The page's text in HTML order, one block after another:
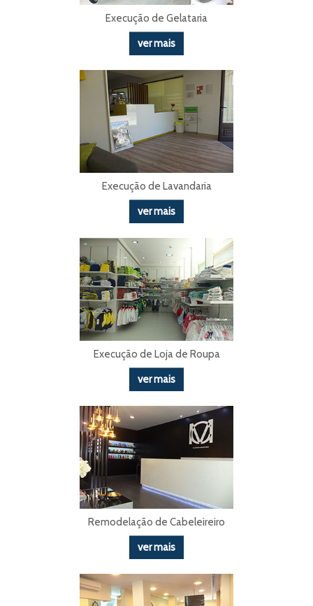
Execução de Gelataria
ver mais
Execução de Lavandaria
ver mais
Execução de Loja de Roupa
ver mais
Remodelação de Cabeleireiro
ver mais